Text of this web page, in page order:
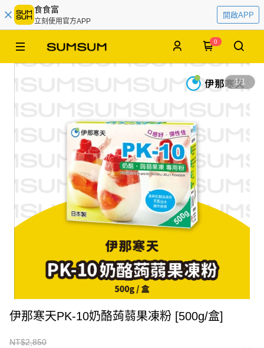
食食富
立刻使用官方APP
開啟APP
0
1/1
伊那寒天PK-10奶酪蒟蒻果凍粉 [500g/盒]
NT$2,850